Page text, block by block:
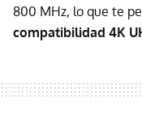
800 MHz, lo que te
compatibilidad 4K